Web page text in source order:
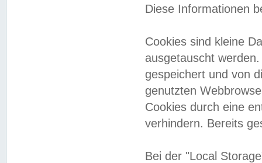
Diese Informationen
Cookies sind kleine
ausgetauscht
gespeichert und von
genutzten
Cookies durch eine
verhindern. Bereits
Bei der "Local